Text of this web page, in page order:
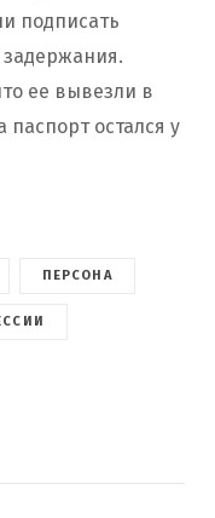
подписать
ее вывезли в
остался у
ПЕРСОНА